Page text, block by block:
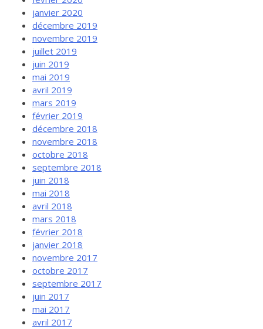
janvier 2020
décembre 2019
novembre 2019
juillet 2019
juin 2019
mai 2019
avril 2019
mars 2019
février 2019
décembre 2018
novembre 2018
octobre 2018
septembre 2018
juin 2018
mai 2018
avril 2018
mars 2018
février 2018
janvier 2018
novembre 2017
octobre 2017
septembre 2017
juin 2017
mai 2017
avril 2017